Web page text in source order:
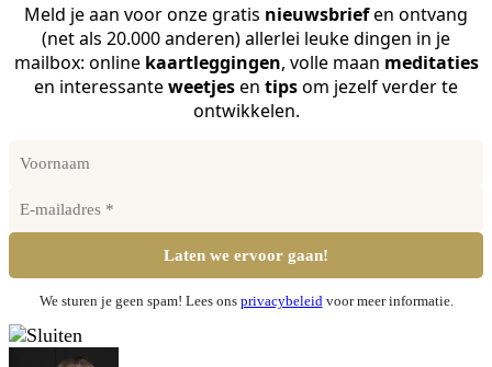
Meld je aan voor onze gratis nieuwsbriefen ontvang
(net als 20.000 anderen) allerlei leuke dingen in je
mailbox: online kaartleggingen, volle maan meditaties
en interessanteweetjesen tipsom jezelf verder te
ontwikkelen.
We sturen je geen spam! Lees ons privacybeleid voor meer informatie.